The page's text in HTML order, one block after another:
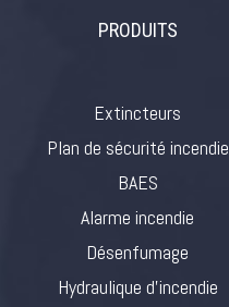
PRODUITS
Extincteurs
Plan de sécurité incendie
BAES
Alarme incendie
Désenfumage
Hydraulique d’incendie